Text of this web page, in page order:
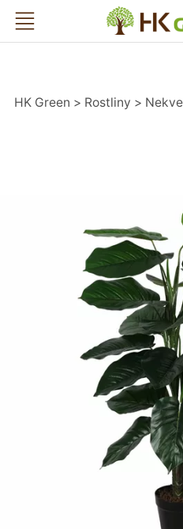
HK Green
HK Green Rostliny